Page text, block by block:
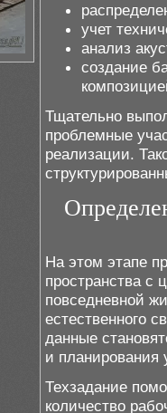
учет
анализ
создание
Тщательно
проблемные
реализации.
На этом этапе
пространства с
повседневной
естественного
данные
и
Техзадание
количество